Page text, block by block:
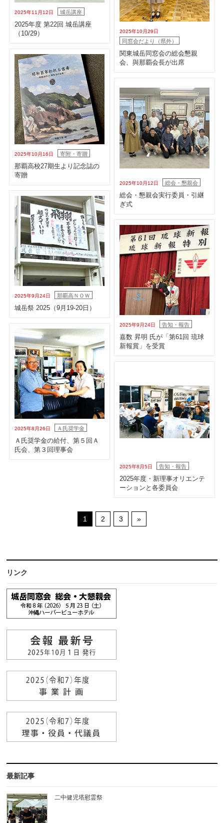
2025年11月12日 城岳講座
2025年度 第22回 城岳講座
（10/29）
2025年10月29日
同窓会だより（県外）
関東城岳同窓会の総会懇親
会、與那覇会長が出席
2025年10月16日 寄附・寄贈
那覇高校27期生より記念誌の
寄贈
2025年10月12日 総会・懇親会
総会・懇親会実行委員・引継
ぎ式
2025年9月24日 那覇高ＮＯＷ
城岳祭 2025（9月19-20日）
2025年9月24日 告知・報告
嘉数 昇明 氏が「第61回 琉球
新報賞」を受賞
2025年8月26日 Ａ氏奨学金
Ａ氏奨学金の給付、第５回Ａ
氏会、第３回理事会
2025年8月5日 告知・報告
2025年度・新理事オリエンテ
ーションと各委員会
1 2 3 »
リンク
最新記事
二中健児塔慰霊祭